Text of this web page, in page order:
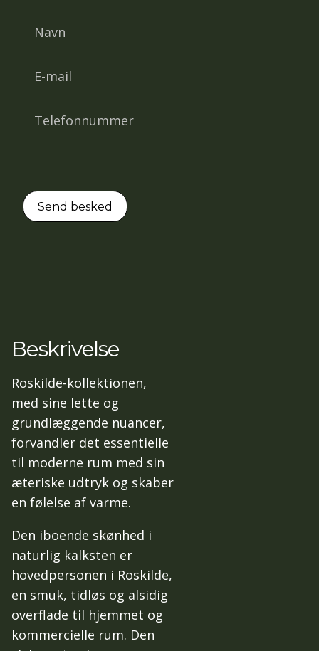
Beskrivelse
Roskilde-kollektionen,
med sine lette og
grundlæggende nuancer,
forvandler det essentielle
til moderne rum med sin
æteriske udtryk og skaber
en følelse af varme.
Den iboende skønhed i
naturlig kalksten er
hovedpersonen i Roskilde,
en smuk, tidløs og alsidig
overflade til hjemmet og
kommercielle rum. Den